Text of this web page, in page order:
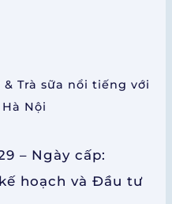
Trà sữa nổi tiếng với
Nội
– Ngày cấp:
hoạch và Đầu tư